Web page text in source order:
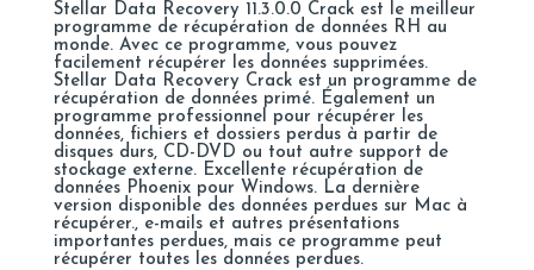
Stellar Data Recovery 11.3.0.0 Crack est le meilleur
programme de récupération de données RH au
monde. Avec ce programme, vous pouvez
facilement récupérer les données supprimées.
Stellar Data Recovery Crack est un programme de
récupération de données primé. Également un
programme professionnel pour récupérer les
données, fichiers et dossiers perdus à partir de
disques durs, CD-DVD ou tout autre support de
stockage externe. Excellente récupération de
données Phoenix pour Windows. La dernière
version disponible des données perdues sur Mac à
récupérer., e-mails et autres présentations
importantes perdues, mais ce programme peut
récupérer toutes les données perdues.